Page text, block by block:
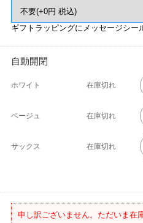
ギフトラッピングにメッセージシー
自動開閉
ホワイト 在庫切れ
ベージュ 在庫切れ
サックス 在庫切れ
申し訳ございません。ただいま在